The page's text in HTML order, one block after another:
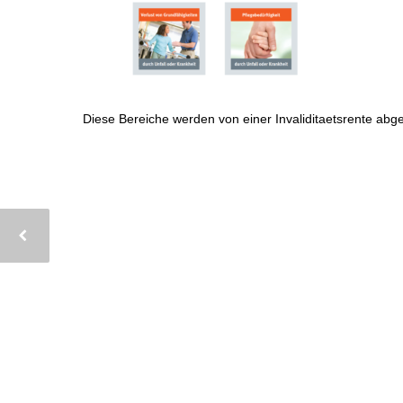
Diese Bereiche werden von einer Invaliditaetsrente